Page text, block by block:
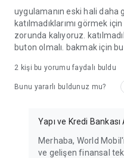
uygulamanın eski hali daha
katılmadıklarımı görmek
zorunda kalıyoruz.
buton olmalı. bakmak için
2 kişi bu yorumu faydalı buldu
Bunu yararlı buldunuz mu?
Yapı ve Kredi Bankası
Merhaba, World
ve gelişen finansal